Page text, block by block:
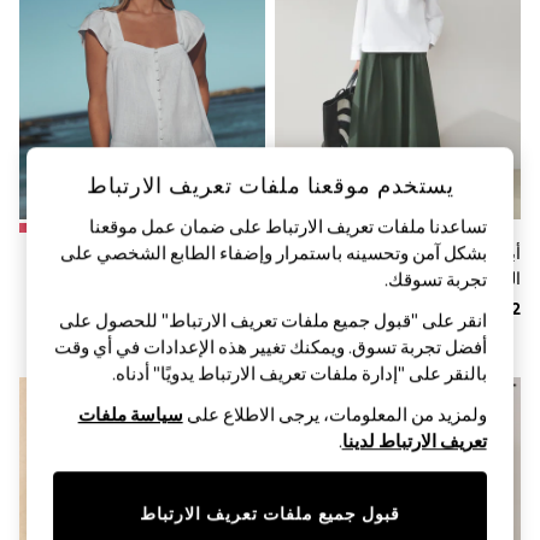
Sandals & Sliders
Jumpsuits & Playsuits
Shorts & Skirts
Sun Safe
Sun Hats & Caps
Sunglasses
Women's Holiday Shop
Dresses
Occasionwear
Linen Collection
Tops & T-Shirts
Cover Ups & Kaftans
Swimwear
Jumpsuits & Playsuits
Beachwear
Trousers
Sunglasses
Boys' Holiday Shop
Boys' Travel Styles
أبيض - قميص قطن بوبلين يُلبس من
الرأس بأكمام طويلة
أبيض - بلوزة بأكمام انسيابية وأزرار
يستخدم موقعنا ملفات تعريف الارتباط
تساعدنا ملفات تعريف الارتباط على ضمان عمل موقعنا
بشكل آمن وتحسينه باستمرار وإضفاء الطابع الشخصي على
تجربة تسوقك.‏
انقر على "قبول جميع ملفات تعريف الارتباط" للحصول على
أفضل تجربة تسوق. ويمكنك تغيير هذه الإعدادات في أي وقت
بالنقر على "إدارة ملفات تعريف الارتباط يدويًا" أدناه.
ولمزيد من المعلومات، يرجى الاطلاع على سياسة ملفات
تعريف الارتباط لدينا.
قبول جميع ملفات تعريف الارتباط